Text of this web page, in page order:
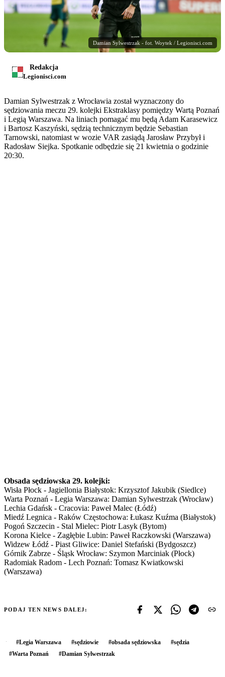
Damian Sylwestrzak - fot. Woytek / Legionisci.com
Redakcja
Legionisci.com
Damian Sylwestrzak z Wrocławia został wyznaczony do
sędziowania meczu 29. kolejki Ekstraklasy pomiędzy Wartą Poznań
i Legią Warszawa. Na liniach pomagać mu będą Adam Karasewicz
i Bartosz Kaszyński, sędzią technicznym będzie Sebastian
Tarnowski, natomiast w wozie VAR zasiądą Jarosław Przybył i
Radosław Siejka. Spotkanie odbędzie się 21 kwietnia o godzinie
20:30.
Obsada sędziowska 29. kolejki:
Wisła Płock - Jagiellonia Białystok: Krzysztof Jakubik (Siedlce)
Warta Poznań - Legia Warszawa: Damian Sylwestrzak (Wrocław)
Lechia Gdańsk - Cracovia: Paweł Malec (Łódź)
Miedź Legnica - Raków Częstochowa: Łukasz Kuźma (Białystok)
Pogoń Szczecin - Stal Mielec: Piotr Lasyk (Bytom)
Korona Kielce - Zagłębie Lubin: Paweł Raczkowski (Warszawa)
Widzew Łódź - Piast Gliwice: Daniel Stefański (Bydgoszcz)
Górnik Zabrze - Śląsk Wrocław: Szymon Marciniak (Płock)
Radomiak Radom - Lech Poznań: Tomasz Kwiatkowski
(Warszawa)
PODAJ TEN NEWS DALEJ:
#Legia Warszawa #sędziowie #obsada sędziowska #sędzia
#Warta Poznań #Damian Sylwestrzak